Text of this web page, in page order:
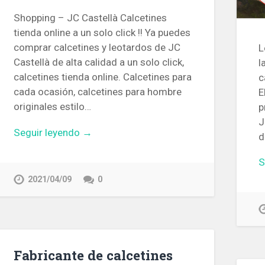
Shopping – JC Castellà Calcetines
tienda online a un solo click !! Ya puedes
comprar calcetines y leotardos de JC
Castellà de alta calidad a un solo click,
calcetines tienda online. Calcetines para
cada ocasión, calcetines para hombre
originales estilo…
Seguir leyendo →
2021/04/09 0
Fabricante de calcetines